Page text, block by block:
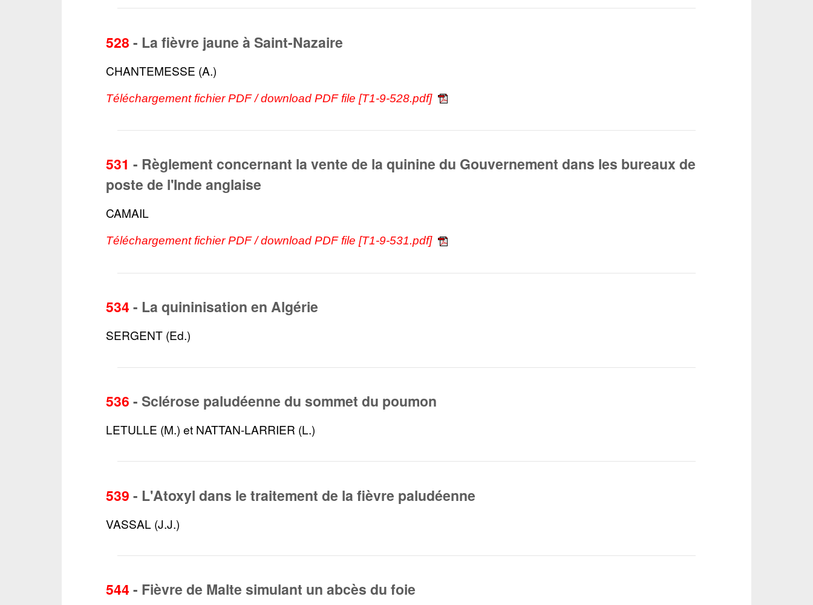
528 - La fièvre jaune à Saint-Nazaire
CHANTEMESSE (A.)
Téléchargement fichier PDF / download PDF file [T1-9-528.pdf]
531 - Règlement concernant la vente de la quinine du Gouvernement dans les bureaux de
poste de l'Inde anglaise
CAMAIL
Téléchargement fichier PDF / download PDF file [T1-9-531.pdf]
534 - La quininisation en Algérie
SERGENT (Ed.)
536 - Sclérose paludéenne du sommet du poumon
LETULLE (M.) et NATTAN-LARRIER (L.)
539 - L'Atoxyl dans le traitement de la fièvre paludéenne
VASSAL (J.J.)
544 - Fièvre de Malte simulant un abcès du foie